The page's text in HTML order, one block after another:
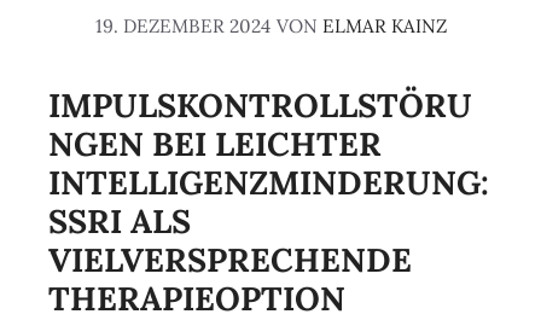
19. DEZEMBER 2024 VON ELMAR KAINZ
IMPULSKONTROLLSTÖRU
NGEN BEI LEICHTER
INTELLIGENZMINDERUNG:
SSRI ALS
VIELVERSPRECHENDE
THERAPIEOPTION